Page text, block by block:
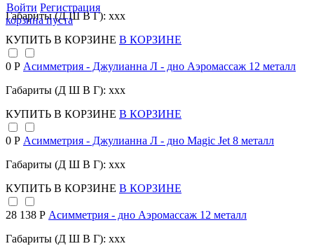
Войти Регистрация
корзина пуста
Габариты (Д Ш В Г): xxx
КУПИТЬ В КОРЗИНЕ В КОРЗИНЕ
0 Р Асимметрия - Джулианна Л - дно Аэромассаж 12 металл
Габариты (Д Ш В Г): xxx
КУПИТЬ В КОРЗИНЕ В КОРЗИНЕ
0 Р Асимметрия - Джулианна Л - дно Magic Jet 8 металл
Габариты (Д Ш В Г): xxx
КУПИТЬ В КОРЗИНЕ В КОРЗИНЕ
28 138 Р Асимметрия - дно Аэромассаж 12 металл
Габариты (Д Ш В Г): xxx